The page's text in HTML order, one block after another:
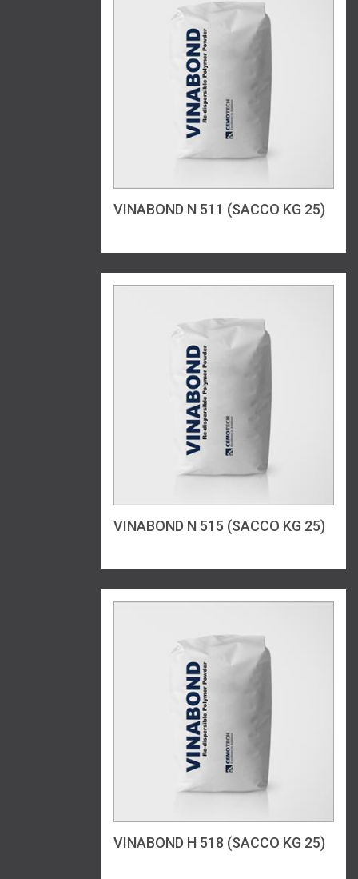
VINABOND N 511 (SACCO KG 25)
VINABOND N 515 (SACCO KG 25)
VINABOND H 518 (SACCO KG 25)